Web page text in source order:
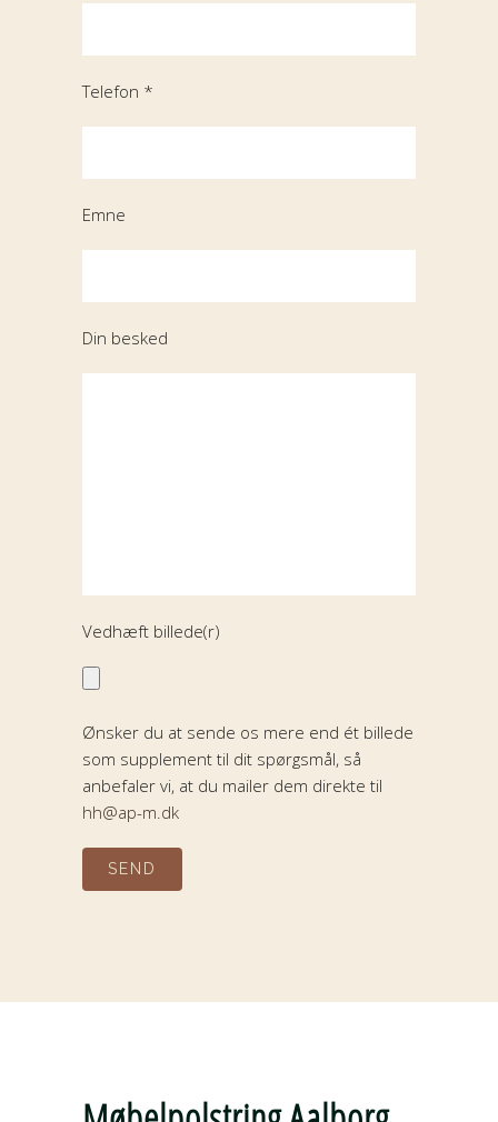
Telefon *
Emne
Din besked
Vedhæft billede(r)
Ønsker du at sende os mere end ét billede
som supplement til dit spørgsmål, så
anbefaler vi, at du mailer dem direkte til
hh@ap-m.dk